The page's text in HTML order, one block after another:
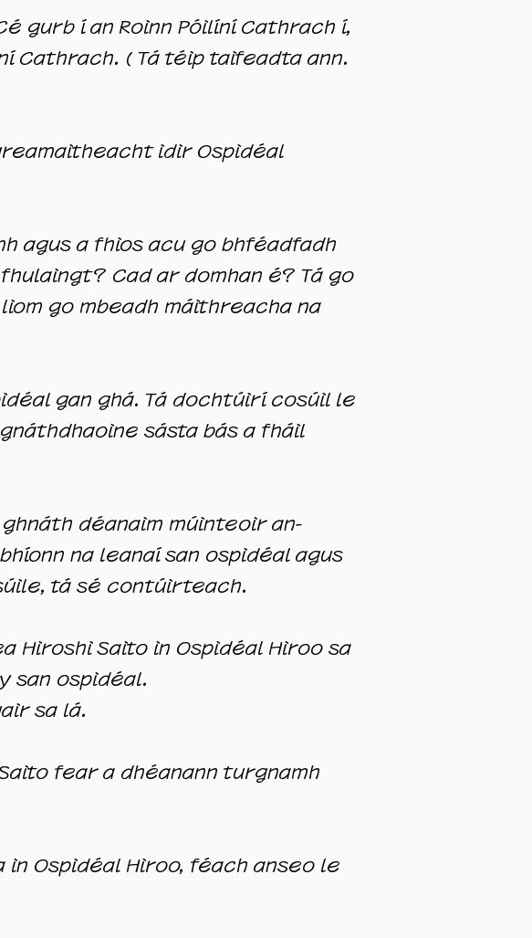
gurb í an Roinn Póilíní Cathrach í,
Cathrach. ( Tá téip taifeadta ann.
idir Ospidéal
agus a fhios acu go bhféadfadh
Cad ar domhan é? Tá go
go mbeadh máithreacha na
gan ghá. Tá dochtúirí cosúil le
sásta bás a fháil
déanaim múinteoir an-
na leanaí san ospidéal agus
tá sé contúirteach.
Hiroshi Saito in Ospidéal Hiroo sa
san ospidéal.
sa lá.
fear a dhéanann turgnamh
Ospidéal Hiroo, féach anseo le